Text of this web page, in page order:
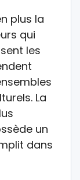
plus la
qui
les
La
un
dans